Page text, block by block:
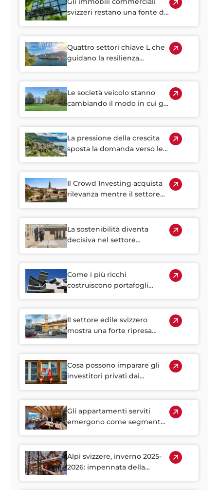
svizzeri restano una fonte di
Quattro settori chiave L che
guidano la resilienza
Le società veicolo stanno
cambiando il modo in cui gli
all'immobiliare svizzero
La pressione della crescita
sposta la domanda verso le
Il Crowd Investing acquista
rilevanza mentre il settore
raggiungere
La sostenibilità diventa
decisiva nel settore
Come i più ricchi
costruiscono portafogli
immobili rivestono un ruolo
centrale
Il settore edile svizzero
mostra una forte ripresa
Cosa possono imparare gli
investitori privati dai
Gli appartamenti serviti
emergono come segmento
immobiliare alpino
Alpi svizzere, inverno 2025-
2026: impennata della